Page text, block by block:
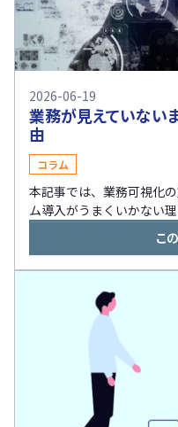
2026-06-19
業務が見えていない
由
コラム
本記事では、業務可視化
ム導入がうまくいかない
こ